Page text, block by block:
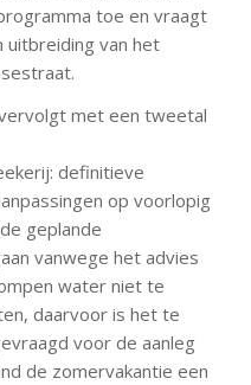
toe en vraagt
uitbreiding van het
met een tweetal
definitieve
op voorlopig
geplande
vanwege het advies
water niet te
daarvoor is het te
voor de aanleg
de zomervakantie een